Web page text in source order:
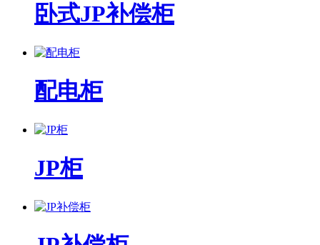
卧式JP补偿柜
配电柜
JP柜